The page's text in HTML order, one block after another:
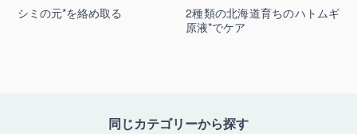
シミの元*を絡め取る
2種類の北海道育ちのハトムギ
原液*でケア
同じカテゴリーから探す